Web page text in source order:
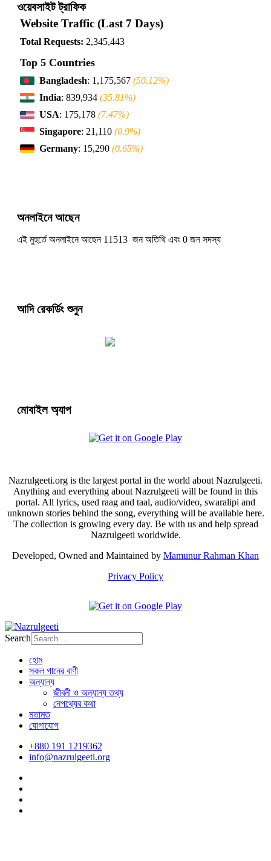
ওয়েবসাইট ট্রাফিক
Website Traffic (Last 7 Days)
Total Requests: 2,345,443
Top 5 Countries
Bangladesh: 1,175,567 (50.12%)
India: 839,934 (35.81%)
USA: 175,178 (7.47%)
Singapore: 21,110 (0.9%)
Germany: 15,290 (0.65%)
অনলাইনে আছেন
এই মুহুর্তে অনলাইনে আছেন 11513 জন অতিথি এবং 0 জন সদস্য
আদি রেকর্ডিং শুনুন
মোবাইল অ্যাপ
Nazrulgeeti.org is the largest portal in the world about Nazrulgeeti.
Anything and everything about Nazrulgeeti will be found in this
portal. All lyrics, used raag and taal, audio/video, swaralipi and
unknown stories behind the song, everything will be available here.
The collection is growing every day. Be with us and help spread
Nazrulgeeti worldwide.
Developed, Owned and Maintained by Mamunur Rahman Khan
Privacy Policy
Search
হোম
সকল গানের বাণী
অন্যান্য
জীবনী ও অন্যান্য তথ্য
নেপথ্যের কথা
মতামত
যোগাযোগ
+880 191 1219362
info@nazrulgeeti.org